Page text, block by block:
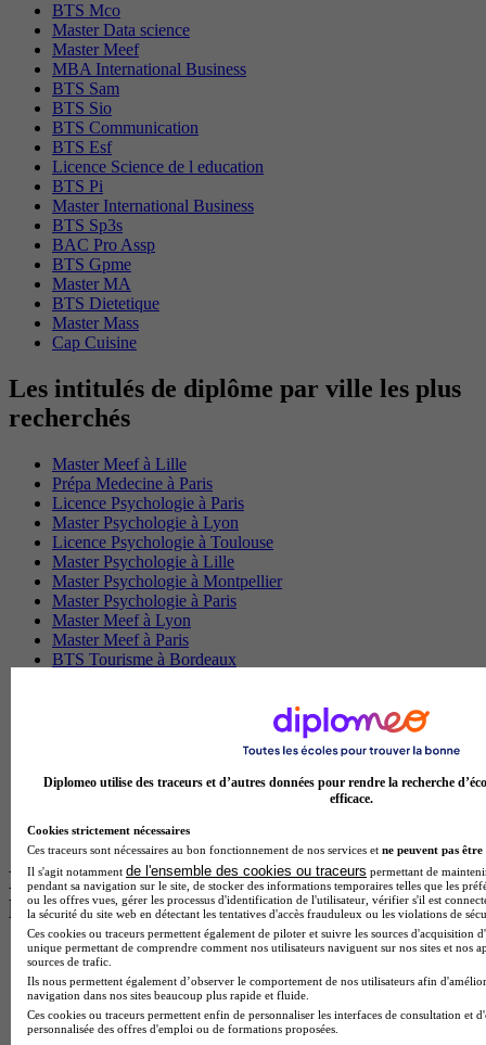
BTS Mco
Master Data science
Master Meef
MBA International Business
BTS Sam
BTS Sio
BTS Communication
BTS Esf
Licence Science de l education
BTS Pi
Master International Business
BTS Sp3s
BAC Pro Assp
BTS Gpme
Master MA
BTS Dietetique
Master Mass
Cap Cuisine
Les intitulés de diplôme par ville les plus
recherchés
Master Meef à Lille
Prépa Medecine à Paris
Licence Psychologie à Paris
Master Psychologie à Lyon
Licence Psychologie à Toulouse
Master Psychologie à Lille
Master Psychologie à Montpellier
Master Psychologie à Paris
Master Meef à Lyon
Master Meef à Paris
BTS Tourisme à Bordeaux
BTS Communication à Bordeaux
Master Psychologie à Angers
BTS Ndrc à Lyon
Les intitulés de diplôme par alternance
les plus recherchés
BTS Esf en alternance
BTS Dietetique en alternance
BTS Mco en alternance
BTS Pi en alternance
BTS Sp3s en alternance
Diplomeo utilise des traceurs et d’autres données pour rendre la recherche
efficace.
Cookies strictement nécessaires
Ces traceurs sont nécessaires au bon fonctionnement de nos services et ne peuvent pas être
Il s'agit notamment de l'ensemble des cookies ou traceurs permettant de
pendant sa navigation sur le site, de stocker des informations temporaires telles que les
ou les offres vues, gérer les processus d'identification de l'utilisateur, vérifier s'il est
la sécurité du site web en détectant les tentatives d'accès frauduleux ou les violations de
Ces cookies ou traceurs permettent également de piloter et suivre les sources d'acquisition
unique permettant de comprendre comment nos utilisateurs naviguent sur nos sites et nos
sources de trafic.
Ils nous permettent également d’observer le comportement de nos utilisateurs afin
navigation dans nos sites beaucoup plus rapide et fluide.
Ces cookies ou traceurs permettent enfin de personnaliser les interfaces de consultation et
personnalisée des offres d'emploi ou de formations proposées.